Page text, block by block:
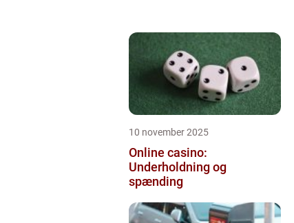
10 november 2025
Online casino:
Underholdning og
spænding